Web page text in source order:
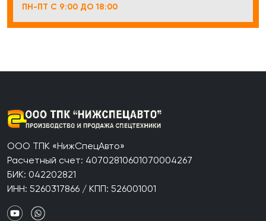
ПН-ПТ С 9:00 ДО 18:00
ООО ТПК «НижСпецАвто»
Расчетный счет: 40702810601070004267
БИК: 042202821
ИНН: 5260317866 / КПП: 526001001